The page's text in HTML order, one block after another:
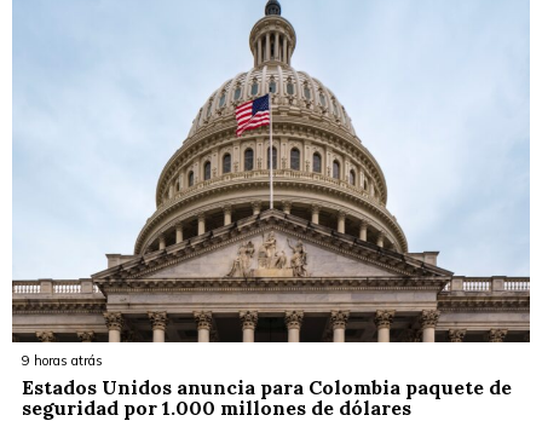
9 horas atrás
Estados Unidos anuncia para Colombia paquete de
seguridad por 1.000 millones de dólares